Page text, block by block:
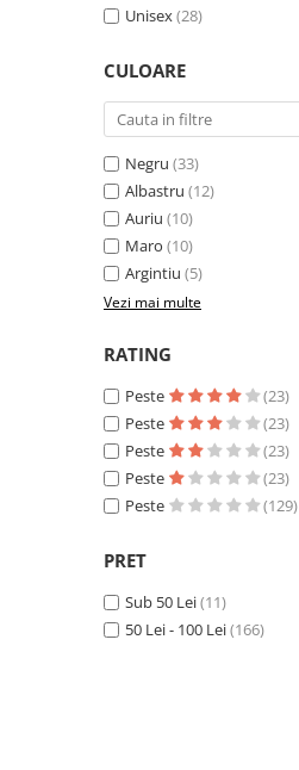
Unisex(28)
CULOARE
Negru (33)
Albastru (12)
Auriu (10)
Maro (10)
Argintiu (5)
Vezi mai multe
RATING
Peste
(23)
Peste
(23)
Peste
(23)
Peste
(23)
Peste
(129)
PRET
Sub 50 Lei(11)
50 Lei - 100 Lei(166)